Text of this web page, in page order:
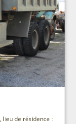
, lieu de résidence :